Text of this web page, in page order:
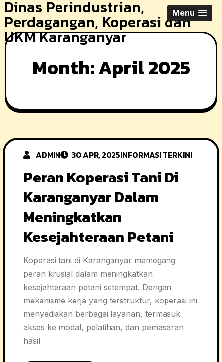
Skip
to
content
Dinas Perindustrian,
Perdagangan, Koperasi dan
UKM Karanganyar
Menu
Month:April 2025
ADMIN 30 APR, 2025INFORMASI TERKINI
Peran Koperasi Tani Di
Karanganyar Dalam
Meningkatkan
Kesejahteraan Petani
Koperasi tani di Karanganyar memegang
peran krusial dalam meningkatkan
kesejahteraan petani setempat. Dengan
mekanisme kerja yang terstruktur, koperasi ini
menyediakan berbagai layanan, termasuk
akses ke modal, pelatihan, dan pemasaran
hasil